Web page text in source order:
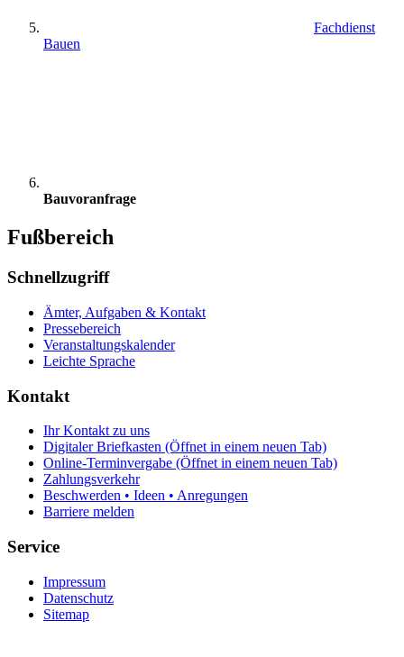
Fachdienst
Bauen
Bauvoranfrage
Fußbereich
Schnellzugriff
Ämter, Aufgaben & Kontakt
Pressebereich
Veranstaltungskalender
Leichte Sprache
Kontakt
Ihr Kontakt zu uns
Digitaler Briefkasten (Öffnet in einem neuen Tab)
Online-Terminvergabe (Öffnet in einem neuen Tab)
Zahlungsverkehr
Beschwerden • Ideen • Anregungen
Barriere melden
Service
Impressum
Datenschutz
Sitemap